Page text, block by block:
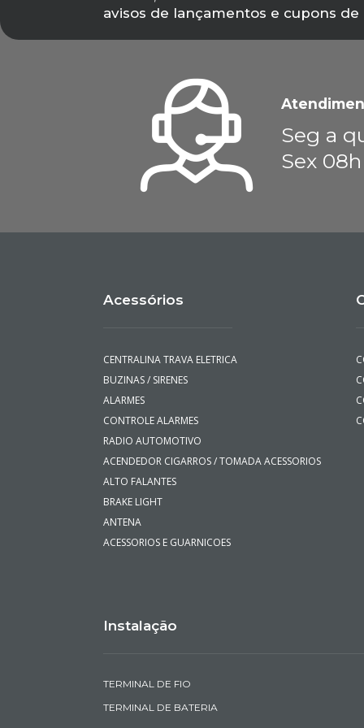
avisos de lançamentos e cupons de
Seg a
Sex
Acessórios
CENTRALINA TRAVA ELETRICA
BUZINAS / SIRENES
ALARMES
CONTROLE ALARMES
RADIO AUTOMOTIVO
ACENDEDOR CIGARROS / TOMADA ACESSORIOS
ALTO FALANTES
BRAKE LIGHT
ANTENA
ACESSORIOS E GUARNICOES
Instalação
TERMINAL DE FIO
TERMINAL DE BATERIA